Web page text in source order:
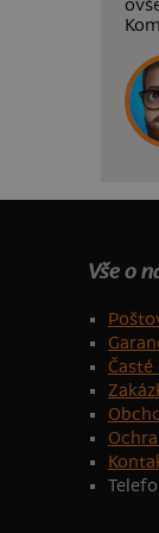
Vše o